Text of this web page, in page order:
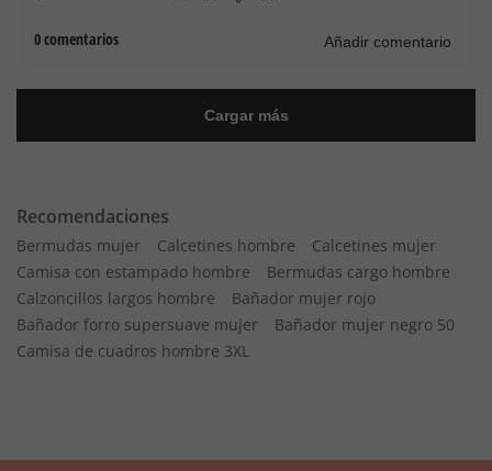
Recomendaciones
Bermudas mujer Calcetines hombre
Calcetines mujer
Camisa con estampado hombre
Bermudas cargo hombre
Calzoncillos largos hombre
Bañador mujer rojo
Bañador forro supersuave mujer
Bañador mujer negro 50
Camisa de cuadros hombre 3XL